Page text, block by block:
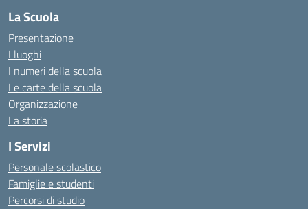
La Scuola
Presentazione
I luoghi
I numeri della scuola
Le carte della scuola
Organizzazione
La storia
I Servizi
Personale scolastico
Famiglie e studenti
Percorsi di studio